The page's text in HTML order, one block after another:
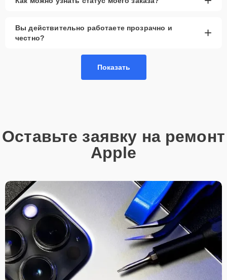
Вы действительно работаете прозрачно и
честно?
+
Показать
Оставьте заявку на ремонт
Apple